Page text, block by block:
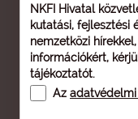
NKFI Hivatal
kutatási, fejlesztési
nemzetközi
információkért,
tájékoztatót.
Az